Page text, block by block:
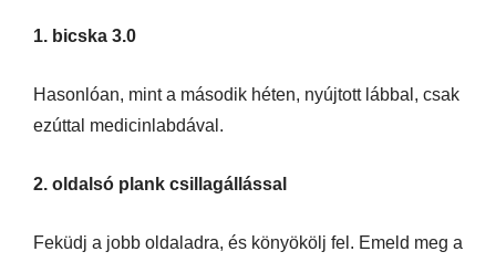
1. bicska 3.0
Hasonlóan, mint a második héten, nyújtott lábbal, csak
ezúttal medicinlabdával.
2. oldalsó plank csillagállással
Feküdj a jobb oldaladra, és könyökölj fel. Emeld meg a